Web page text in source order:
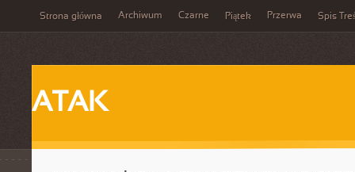
Strona główna Archiwum Czarne Piątek Przerwa Spis
ATAK